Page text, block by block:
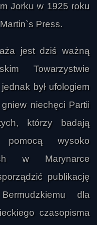
Jorku w 1925 roku
Press.
jest dziś ważną
Towarzystwie
był ufologiem
niechęci Partii
którzy badają
wysoko
w Marynarce
publikację
dla
czasopisma